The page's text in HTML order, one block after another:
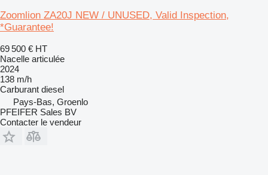
Zoomlion ZA20J NEW / UNUSED, Valid Inspection,
*Guarantee!
69 500 € HT
Nacelle articulée
2024
138 m/h
Carburant diesel
Pays-Bas, Groenlo
PFEIFER Sales BV
Contacter le vendeur